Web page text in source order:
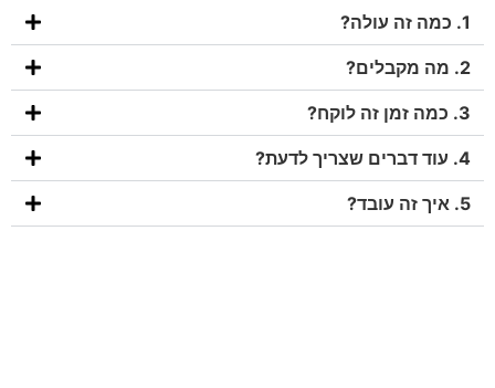
1. כמה זה עולה?
2. מה מקבלים?
3. כמה זמן זה לוקח?
4. עוד דברים שצריך לדעת?
5. איך זה עובד?